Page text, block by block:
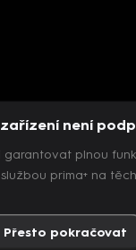
není
garantovat plnou
prima+ na
Přesto pokračovat